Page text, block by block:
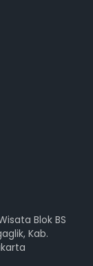
Blok BS
Kab.